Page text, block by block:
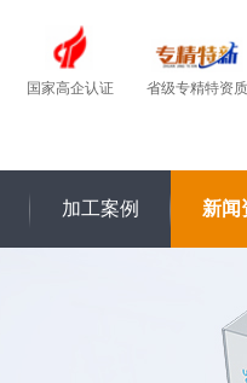
国家高企认证 省级专精特资质
加工案例 新闻